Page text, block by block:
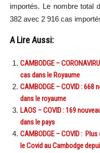
importés. Le nombre total
382 avec 2 916 cas
A Lire Aussi:
CAMBODGE –
cas dans le Royaume
CAMBODGE – COVID :
dans le royaume
LAOS – COVID : 169
dans le pays
CAMBODGE – COVID :
le Covid au Cambodge